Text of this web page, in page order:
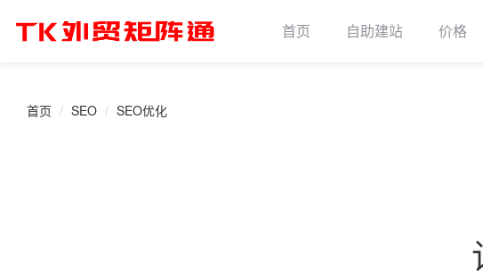
首页 自助建站 价格
首页 SEO SEO优化